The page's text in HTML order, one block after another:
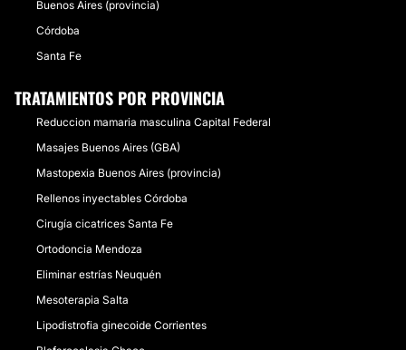
Buenos Aires (provincia)
Córdoba
Santa Fe
TRATAMIENTOS POR PROVINCIA
Reduccion mamaria masculina Capital Federal
Masajes Buenos Aires (GBA)
Mastopexia Buenos Aires (provincia)
Rellenos inyectables Córdoba
Cirugía cicatrices Santa Fe
Ortodoncia Mendoza
Eliminar estrías Neuquén
Mesoterapia Salta
Lipodistrofia ginecoide Corrientes